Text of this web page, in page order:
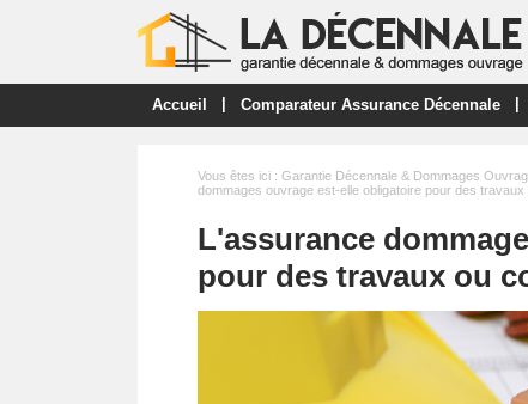
Accueil Comparateur Assurance Décennale
Vous êtes ici : Garantie Décennale & Dommages
dommages ouvrage est-elle obligatoire pour des
L'assurance
pour des travaux ou